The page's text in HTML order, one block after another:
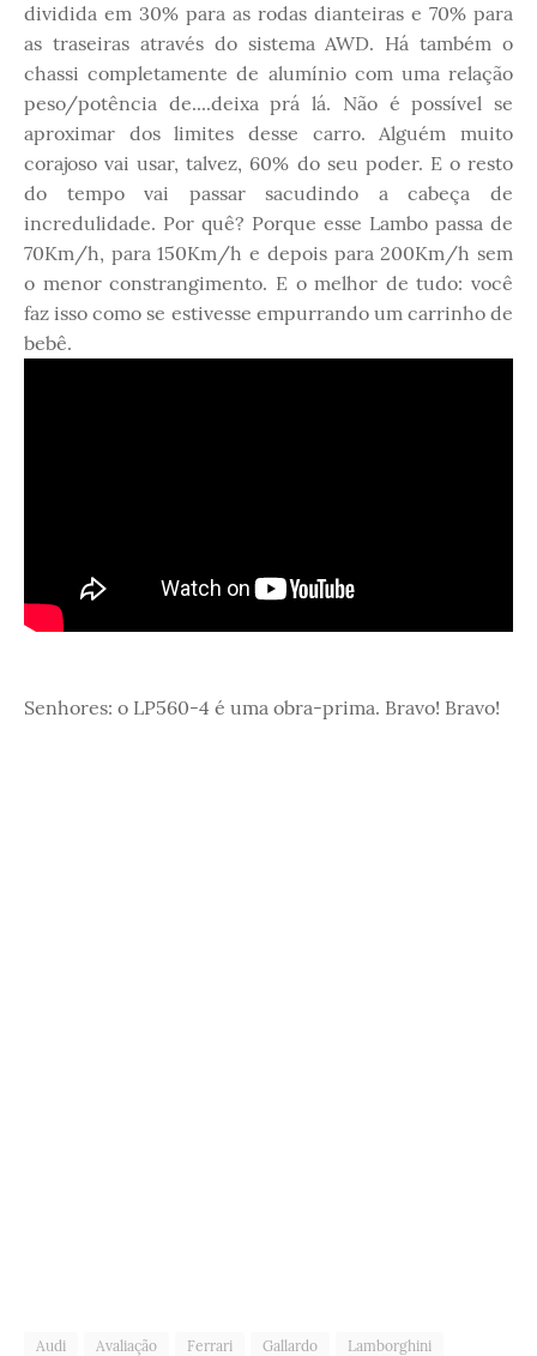
dividida em 30% para as rodas dianteiras e 70% para
as traseiras através do sistema AWD. Há também o
chassi completamente de alumínio com uma relação
peso/potência de....deixa prá lá. Não é possível se
aproximar dos limites desse carro. Alguém muito
corajoso vai usar, talvez, 60% do seu poder. E o resto
do tempo vai passar sacudindo a cabeça de
incredulidade. Por quê? Porque esse Lambo passa de
70Km/h, para 150Km/h e depois para 200Km/h sem
o menor constrangimento. E o melhor de tudo: você
faz isso como se estivesse empurrando um carrinho de
bebê.
Senhores: o LP560-4 é uma obra-prima. Bravo! Bravo!
Audi Avaliação Ferrari Gallardo
Lamborghini